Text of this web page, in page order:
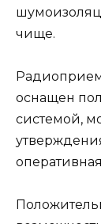
чище.
оснащен
системой,